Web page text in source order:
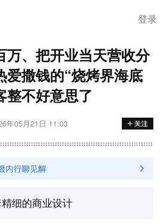
登录
万、把开业当天营收分
爱撒钱的“烧烤界海底
整不好意思了
年05月21日 11:03
细的商业设计